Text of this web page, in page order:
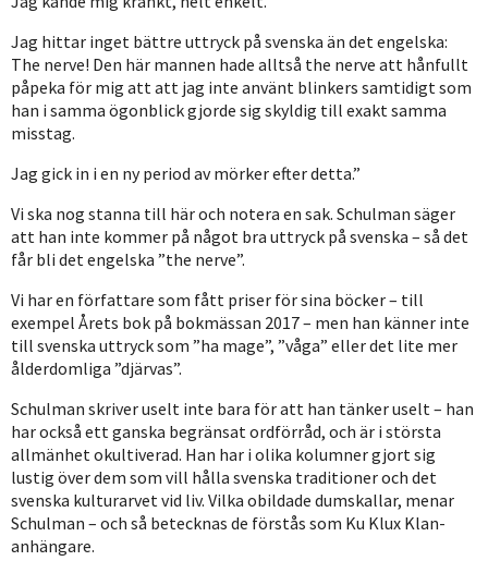
Jag hittar inget bättre uttryck på svenska än det engelska:
The nerve! Den här mannen hade alltså the nerve att hånfullt
påpeka för mig att att jag inte använt blinkers samtidigt som
han i samma ögonblick gjorde sig skyldig till exakt samma
misstag.
Jag gick in i en ny period av mörker efter detta.”
Vi ska nog stanna till här och notera en sak. Schulman säger
att han inte kommer på något bra uttryck på svenska – så det
får bli det engelska ”the nerve”.
Vi har en författare som fått priser för sina böcker – till
exempel Årets bok på bokmässan 2017 – men han känner inte
till svenska uttryck som ”ha mage”, ”våga” eller det lite mer
ålderdomliga ”djärvas”.
Schulman skriver uselt inte bara för att han tänker uselt – han
har också ett ganska begränsat ordförråd, och är i största
allmänhet okultiverad. Han har i olika kolumner gjort sig
lustig över dem som vill hålla svenska traditioner och det
svenska kulturarvet vid liv. Vilka obildade dumskallar, menar
Schulman – och så betecknas de förstås som Ku Klux Klan-
anhängare.